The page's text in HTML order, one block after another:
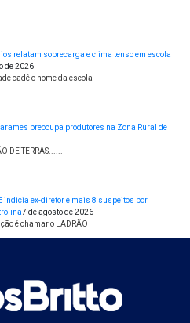
relatam sobrecarga e clima tenso em escola
de 2026
cadê o nome da escola
preocupa produtores na Zona Rural de
DE TERRAS......
indicia ex-diretor e mais 8 suspeitos por
7 de agosto de 2026
é chamar o LADRÃO